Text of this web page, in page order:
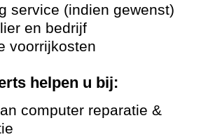
service (indien gewenst)
en bedrijf
voorrijkosten
helpen u bij:
computer reparatie &